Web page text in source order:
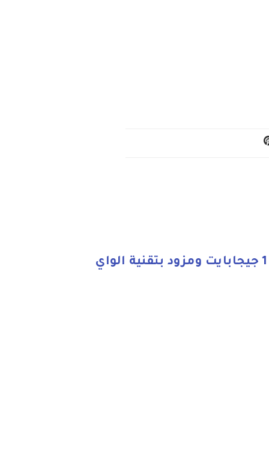
تابلت M3 ماكس مقاس 7 بوصة بذاكرة تخزين داخلية 16 جيجابايت وذاكرة رام 1 جيجابايت ومزود بتقنية الواي